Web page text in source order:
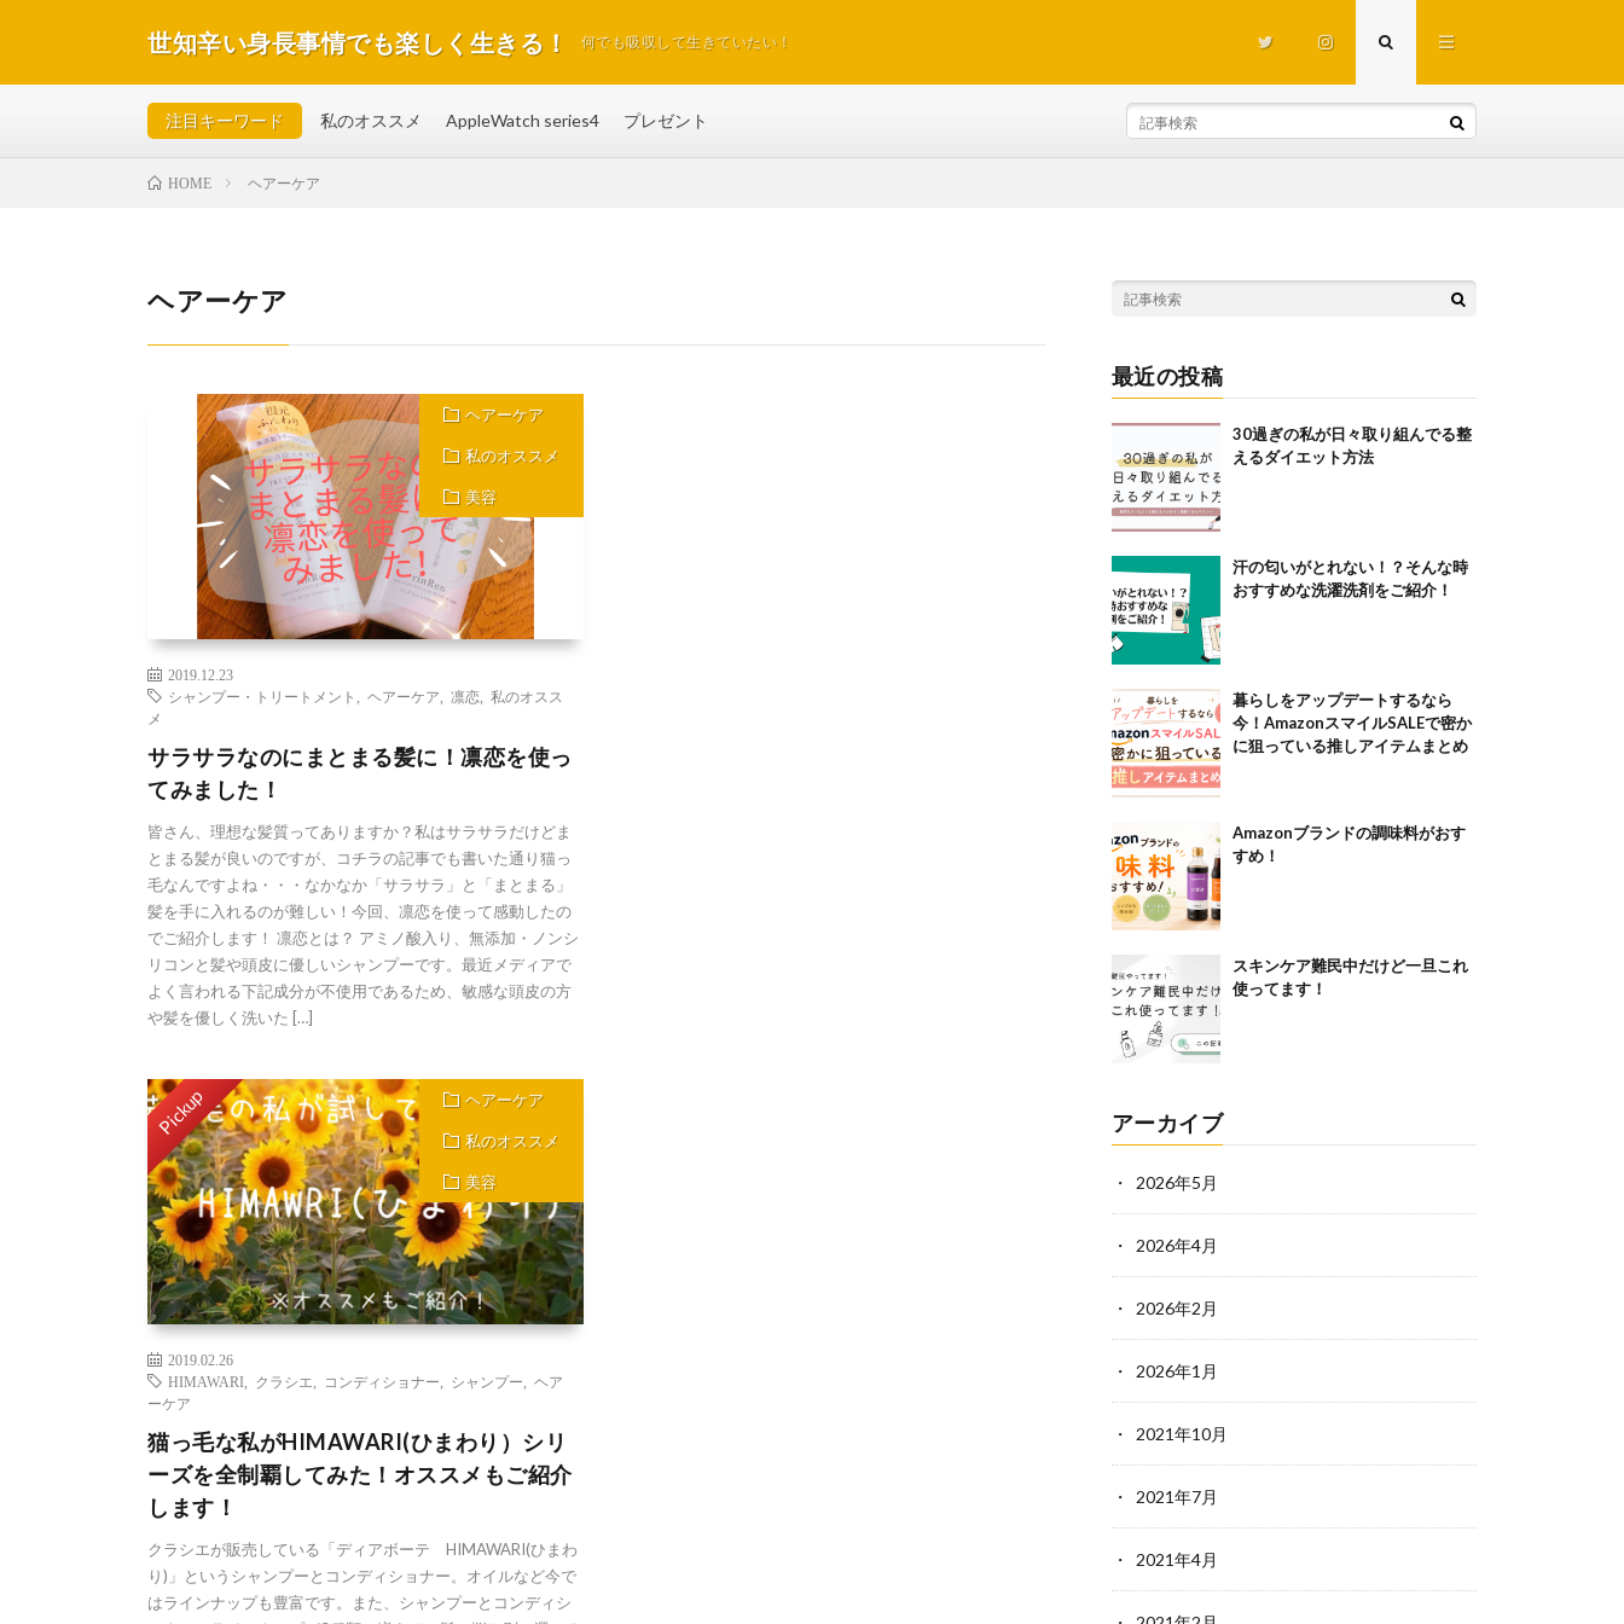
世知辛い身長事情でも楽しく生きる！ 何でも吸収して生きていたい！
注目キーワード 私のオススメ AppleWatch series4 プレゼント
HOME ヘアーケア
ヘアーケア
ヘアーケア
私のオススメ
美容
2019.12.23
シャンプー・トリートメント
ヘアーケア 凛恋
私のオスス
メ
サラサラなのにまとまる髪に！凛恋を使っ
てみました！
皆さん、理想な髪質ってありますか？私はサラサラだけどま
とまる髪が良いのですが、コチラの記事でも書いた通り猫っ
毛なんですよね・・・なかなか「サラサラ」と「まとまる」
髪を手に入れるのが難しい！今回、凛恋を使って感動したの
でご紹介します！ 凛恋とは？ アミノ酸入り、無添加・ノンシ
リコンと髪や頭皮に優しいシャンプーです。最近メディアで
よく言われる下記成分が不使用であるため、敏感な頭皮の方
や髪を優しく洗いた […]
Pickup ヘアーケア
私のオススメ
美容
2019.02.26
HIMAWARI
クラシエ コンディショナー シャンプー
ヘア
ーケア
猫っ毛な私がHIMAWARI(ひまわり）シリ
ーズを全制覇してみた！オススメもご紹介
します！
クラシエが販売している「ディアボーテ HIMAWARI(ひまわ
り)」というシャンプーとコンディショナー。オイルなど今で
はラインナップも豊富です。また、シャンプーとコンディシ
最近の投稿
30過ぎの私が日々取り組んでる整
えるダイエット方法
汗の匂いがとれない！？そんな時
おすすめな洗濯洗剤をご紹介！
暮らしをアップデートするなら
今！AmazonスマイルSALEで密か
に狙っている推しアイテムまとめ
Amazonブランドの調味料がおす
すめ！
スキンケア難民中だけど一旦これ
使ってます！
アーカイブ
2026年5月
2026年4月
2026年2月
2026年1月
2021年10月
2021年7月
2021年4月